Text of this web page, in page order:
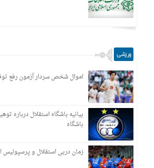
ورزشی
اموال شخص سردار آزمون رفع
بیانیه باشگاه استقلال درباره
باشگاه
زمان دربی استقلال و پرسپولیس